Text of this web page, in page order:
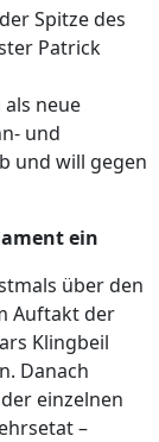
Spitze des
Patrick
neue
und
und will gegen
ein
über den
Auftakt der
Klingbeil
Danach
einzelnen
–